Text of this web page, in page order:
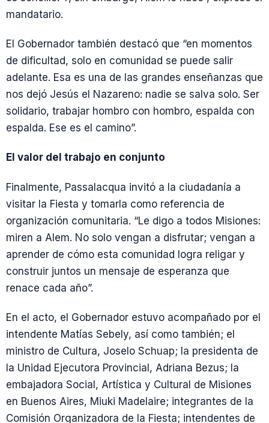
mandatario.
El Gobernador también destacó que “en momentos
de dificultad, solo en comunidad se puede salir
adelante. Esa es una de las grandes enseñanzas que
nos dejó Jesús el Nazareno: nadie se salva solo. Ser
solidario, trabajar hombro con hombro, espalda con
espalda. Ese es el camino”.
El valor del trabajo en conjunto
Finalmente, Passalacqua invitó a la ciudadanía a
visitar la Fiesta y tomarla como referencia de
organización comunitaria. “Le digo a todos Misiones:
miren a Alem. No solo vengan a disfrutar; vengan a
aprender de cómo esta comunidad logra religar y
construir juntos un mensaje de esperanza que
renace cada año”.
En el acto, el Gobernador estuvo acompañado por el
intendente Matías Sebely, así como también; el
ministro de Cultura, Joselo Schuap; la presidenta de
la Unidad Ejecutora Provincial, Adriana Bezus; la
embajadora Social, Artística y Cultural de Misiones
en Buenos Aires, Miuki Madelaire; integrantes de la
Comisión Organizadora de la Fiesta; intendentes de